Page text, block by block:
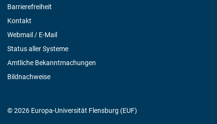
Barrierefreiheit
Kontakt
Webmail / E-Mail
Status aller Systeme
Amtliche Bekanntmachungen
Bildnachweise
© 2026 Europa-Universität Flensburg (EUF)